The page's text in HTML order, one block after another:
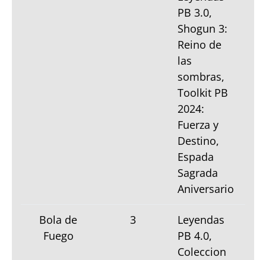
PB 3.0,
Shogun 3:
Reino de
las
sombras,
Toolkit PB
2024:
Fuerza y
Destino,
Espada
Sagrada
Aniversario
Bola de
Fuego
3
Leyendas
PB 4.0,
Coleccion